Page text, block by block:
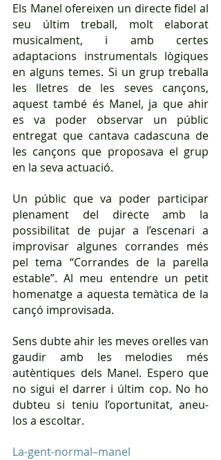
Els Manel ofereixen un directe fidel al
seu últim treball, molt elaborat
musicalment, i amb certes
adaptacions instrumentals lògiques
en alguns temes. Si un grup treballa
les lletres de les seves cançons,
aquest també és Manel, ja que ahir
es va poder observar un públic
entregat que cantava cadascuna de
les cançons que proposava el grup
en la seva actuació.
Un públic que va poder participar
plenament del directe amb la
possibilitat de pujar a l’escenari a
improvisar algunes corrandes més
pel tema “Corrandes de la parella
estable”. Al meu entendre un petit
homenatge a aquesta temàtica de la
cançó improvisada.
Sens dubte ahir les meves orelles van
gaudir amb les melodies més
autèntiques dels Manel. Espero que
no sigui el darrer i últim cop. No ho
dubteu si teniu l’oportunitat, aneu-
los a escoltar.
La-gent-normal–manel